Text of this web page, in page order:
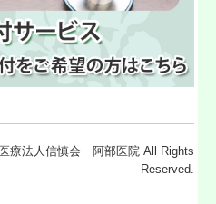
療法人信慎会 阿部医院 All Rights
Reserved.